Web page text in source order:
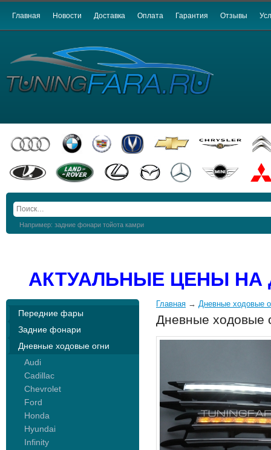
Главная Новости Доставка Оплата Гарантия Отзывы
Например: задние фонари тойота камри
АКТУАЛЬНЫЕ ЦЕНЫ
Передние фары
Задние фонари
Дневные ходовые огни
Audi
Cadillac
Chevrolet
Ford
Honda
Hyundai
Infinity
Главная → Дневные ходовые
Дневные ходовые